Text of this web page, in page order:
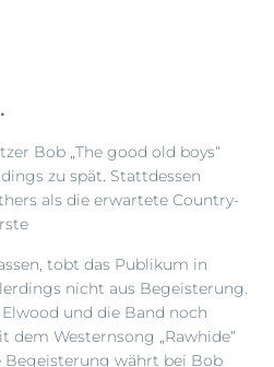
Bob „The good old boys“
zu spät. Stattdessen
als die erwartete Country-
tobt das Publikum in
nicht aus Begeisterung.
und die Band noch
dem Westernsong „Rawhide“
Begeisterung währt bei Bob